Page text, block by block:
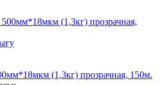
(1,3кг) прозрачная, 150м.